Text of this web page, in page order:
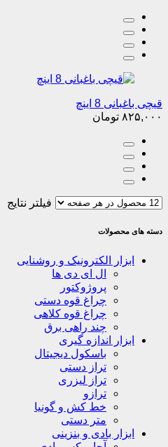
قیچی باغبانی 8 اینچ
۸۲۵,۰۰۰ تومان
فیلتر نتایج
دسته های محصولات
ابزار الکترونیک و روشنایی
ال ای دی ها
پروژوکتور
چراغ قوه دستی
چراغ قوه کلاهی
چند راهی برق
ابزار اندازه گیری
باسکول دیجیتال
تراز دستی
تراز لیزری
ترازو
خط کش و گونیا
متر دستی
ابزار بادی و بنزینی